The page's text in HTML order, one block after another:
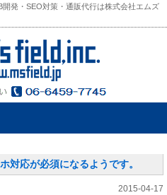
開発・SEO対策・通販代行は株式会社エムズ
対応が必須になるようです。
2015-04-17